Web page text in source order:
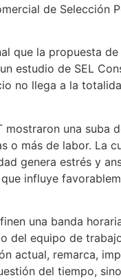
de Selección
que la propuesta de
estudio de SEL
no llega a la
una suba
o más de labor. La
genera estrés y
influye
una banda
del equipo de
actual, remarca,
del tiempo,